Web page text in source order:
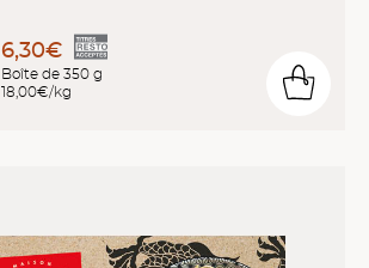
6,30€
Boîte de 350 g
18,00€/kg